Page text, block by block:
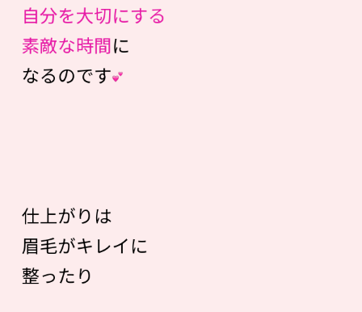
自分を大切にする
素敵な時間に
なるのです
仕上がりは
眉毛がキレイに
整ったり